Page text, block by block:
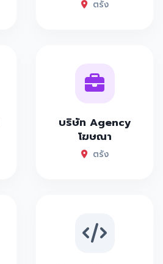
ตรัง
บริษัท Agency
โฆษณา
ตรัง